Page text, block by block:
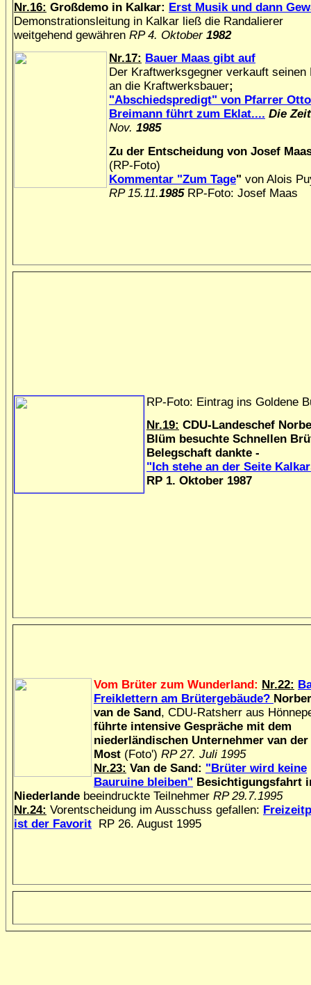
Nr.16: Großdemo in Kalkar: Erst Musik und dann
Demonstrationsleitung in Kalkar ließ die Randalierer
weitgehend gewähren RP 4. Oktober 1982
Nr.17: Bauer Maas gibt auf
Der Kraftwerksgegner verkauft seinen
an die Kraftwerksbauer;
"Abschiedspredigt" von Pfarrer Otto
Breimann führt zum Eklat.... Die Zeit
Nov. 1985
Zu der Entscheidung von Josef
(RP-Foto)
Kommentar "Zum Tage" von Alois
RP 15.11.1985 RP-Foto: Josef Maas
RP-Foto: Eintrag ins Goldene
Nr.19: CDU-Landeschef
Blüm besuchte Schnellen
Belegschaft dankte -
"Ich stehe an der Seite
RP 1. Oktober 1987
Vom Brüter zum Wunderland: Nr.22:
Freiklettern am Brütergebäude?
van de Sand, CDU-Ratsherr aus
führte intensive Gespräche mit dem
niederländischen Unter­nehmer van der
Most (Foto') RP 27. Juli 1995
Nr.23: Van de Sand: "Brüter wird keine
Bauruine bleiben" Besichtigungsfahrt
Niederlande beeindruckte Teilnehmer RP 29.7.1995
Nr.24: Vorentscheidung im Ausschuss gefallen:
ist der Favorit RP 26. August 1995